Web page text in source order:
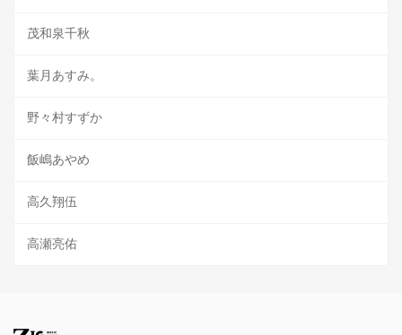
茂和泉千秋
葉月あすみ。
野々村すずか
飯嶋あやめ
高久翔伍
高瀬亮佑